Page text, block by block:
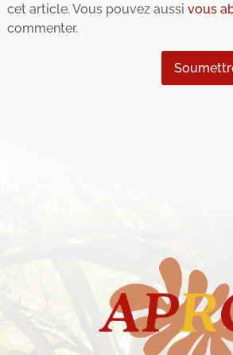
cet article. Vous pouvez aussi vous
commenter.